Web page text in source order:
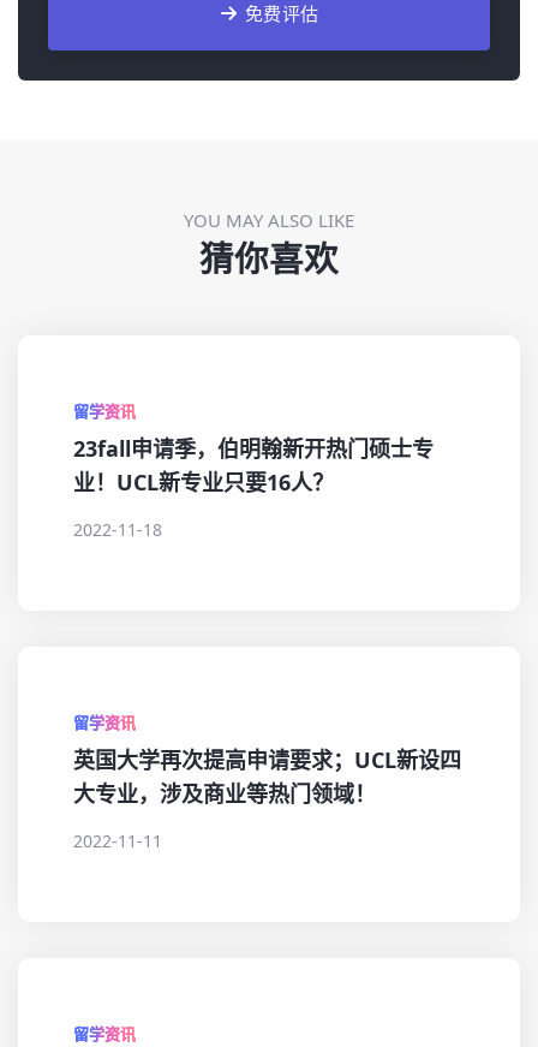
免费评估
YOU MAY ALSO LIKE
猜你喜欢
留学资讯
23fall申请季，伯明翰新开热门硕士专
业！UCL新专业只要16人？
2022-11-18
留学资讯
英国大学再次提高申请要求；UCL新设四
大专业，涉及商业等热门领域！
2022-11-11
留学资讯